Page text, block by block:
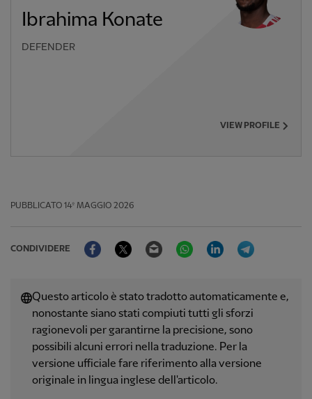
Ibrahima Konate
DEFENDER
VIEW PROFILE
PUBBLICATO 14º MAGGIO 2026
CONDIVIDERE
FacebookTwitter Email WhatsAppLinkedIn
Questo articolo è stato tradotto automaticamente e,
nonostante siano stati compiuti tutti gli sforzi
ragionevoli per garantirne la precisione, sono
possibili alcuni errori nella traduzione. Per la
versione ufficiale fare riferimento alla versione
originale in lingua inglese dell'articolo.